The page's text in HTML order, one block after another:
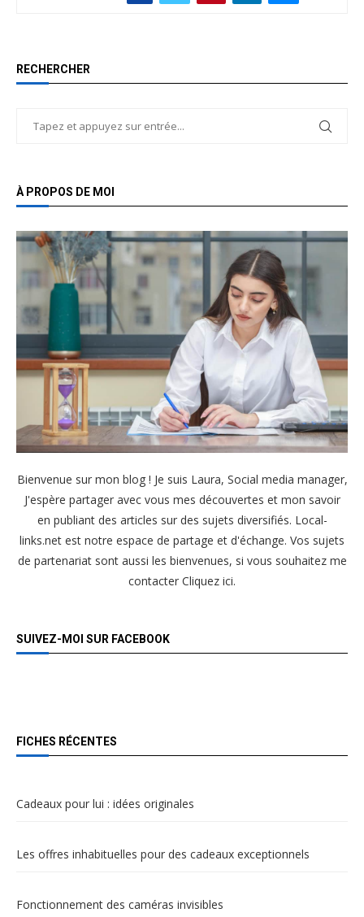
RECHERCHER
À PROPOS DE MOI
Bienvenue sur mon blog ! Je suis Laura, Social media manager,
J'espère partager avec vous mes découvertes et mon savoir
en publiant des articles sur des sujets diversifiés. Local-
links.net est notre espace de partage et d'échange. Vos sujets
de partenariat sont aussi les bienvenues, si vous souhaitez me
contacter Cliquez ici.
SUIVEZ-MOI SUR FACEBOOK
FICHES RÉCENTES
Cadeaux pour lui : idées originales
Les offres inhabituelles pour des cadeaux exceptionnels
Fonctionnement des caméras invisibles